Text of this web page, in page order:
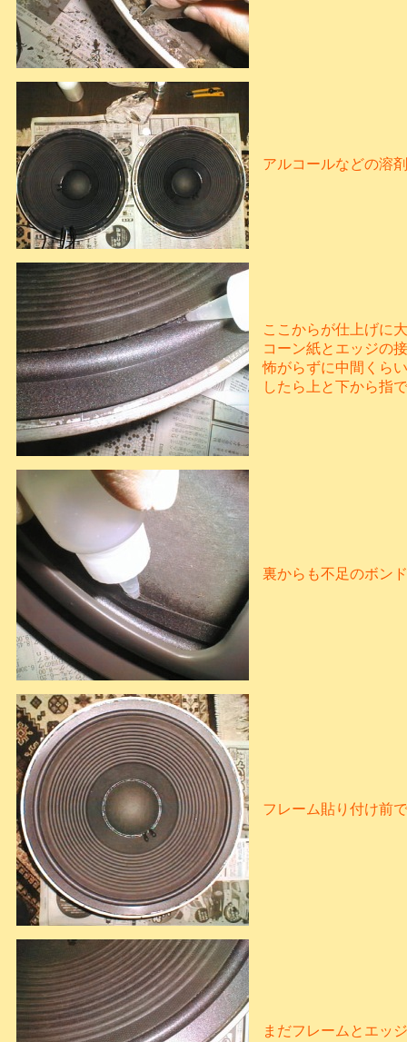
アルコールなどの溶
ここからが仕上げに
コーン紙とエッジの
怖がらずに中間くら
したら上と下から指
裏からも不足のボン
フレーム貼り付け前
まだフレームとエッ